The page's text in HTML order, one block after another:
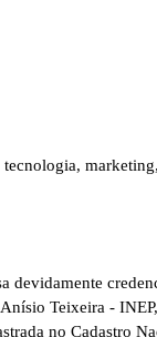
Teixeira -
no Cadastro